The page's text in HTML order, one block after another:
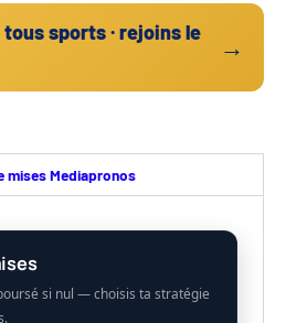
sports · rejoins le
→
mises Mediapronos